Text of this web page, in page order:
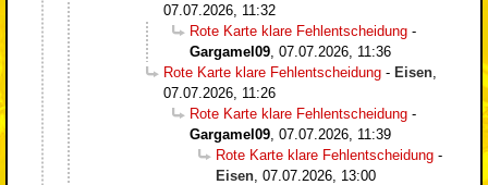
07.07.2026, 11:32
Rote Karte klare Fehlentscheidung -
Gargamel09 07.07.2026, 11:36
Rote Karte klare Fehlentscheidung - Eisen
07.07.2026, 11:26
Rote Karte klare Fehlentscheidung -
Gargamel09 07.07.2026, 11:39
Rote Karte klare Fehlentscheidung -
Eisen 07.07.2026, 13:00